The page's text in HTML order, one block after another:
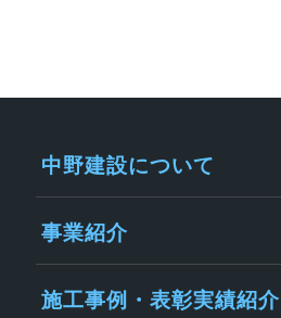
中野建設について
事業紹介
施工事例・表彰実績紹介